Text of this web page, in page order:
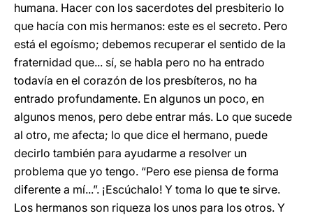
humana. Hacer con los sacerdotes del presbiterio lo
que hacía con mis hermanos: este es el secreto. Pero
está el egoísmo; debemos recuperar el sentido de la
fraternidad que... sí, se habla pero no ha entrado
todavía en el corazón de los presbíteros, no ha
entrado profundamente. En algunos un poco, en
algunos menos, pero debe entrar más. Lo que sucede
al otro, me afecta; lo que dice el hermano, puede
decirlo también para ayudarme a resolver un
problema que yo tengo. “Pero ese piensa de forma
diferente a mí...”. ¡Escúchalo! Y toma lo que te sirve.
Los hermanos son riqueza los unos para los otros. Y